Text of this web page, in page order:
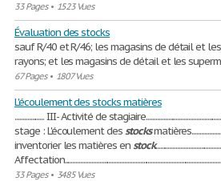
33 Pages• 1523 Vues
Évaluation des stocks
sauf R/40 et R/46; les magasins de détail et
rayons; et les magasins de détail et les
67 Pages• 1807 Vues
L'écoulement des stocks matières
................... III- Activité de
stage : L'écoulement desstocks
inventorier les matières enstock
33 Pages• 3485 Vues